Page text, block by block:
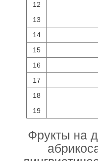
12
13
14
15
16
17
18
19
Фрукты на